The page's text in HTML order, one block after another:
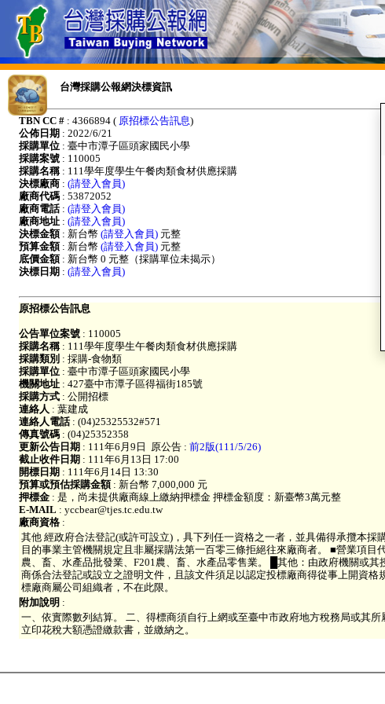
台灣採購公報網決標資訊
TBN CC # : 4366894 ( 原招標公告訊息)
公佈日期 : 2022/6/21
採購單位 : 臺中市潭子區頭家國民小學
採購案號 : 110005
採購名稱: 111學年度學生午餐肉類食材供應採購
決標廠商 : (請登入會員)
廠商代碼 : 53872052
廠商電話: (請登入會員)
廠商地址 : (請登入會員)
決標金額: 新台幣 (請登入會員) 元整
預算金額: 新台幣 (請登入會員) 元整
底價金額: 新台幣 0 元整（採購單位未揭示）
決標日期 : (請登入會員)
原招標公告訊息
公告單位案號 : 110005
採購名稱: 111學年度學生午餐肉類食材供應採購
採購類別 : 採購-食物類
採購單位 : 臺中市潭子區頭家國民小學
機關地址 : 427臺中市潭子區得福街185號
採購方式 : 公開招標
連絡人 : 葉建成
連絡人電話: (04)25325532#571
傳真號碼 : (04)25352358
更新公告日期 : 111年6月9日 原公告 : 前2版(111/5/26)
截止收件日期 : 111年6月13日 17:00
開標日期 : 111年6月14日 13:30
預算或預估採購金額: 新台幣 7,000,000 元
押標金 : 是，尚未提供廠商線上繳納押標金 押標金額度：新臺幣3萬元整
E-MAIL : yccbear@tjes.tc.edu.tw
廠商資格 :
其他 經政府合法登記(或許可設立)，具下列任一資格之一者，並具備得承攬本採
目的事業主管機關規定且非屬採購法第一百零三條拒絕往來廠商者。 ■營業項目
農、畜、水產品批發業、F201農、畜、水產品零售業。 █其他：由政府機關或其
商係合法登記或設立之證明文件，且該文件須足以認定投標廠商得從事上開資格
標廠商屬公司組織者，不在此限。
附加說明 :
一、依實際數列結算。 二、得標商須自行上網或至臺中市政府地方稅務局或其所
立印花稅大額憑證繳款書，並繳納之。